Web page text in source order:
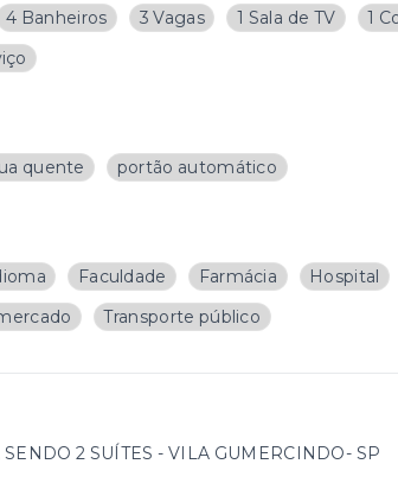
4 Banheiros 3 Vagas 1 Sala de TV 1
quente portão automático
Faculdade Farmácia Hospital
Transporte público
2 SUÍTES - VILA GUMERCINDO- SP